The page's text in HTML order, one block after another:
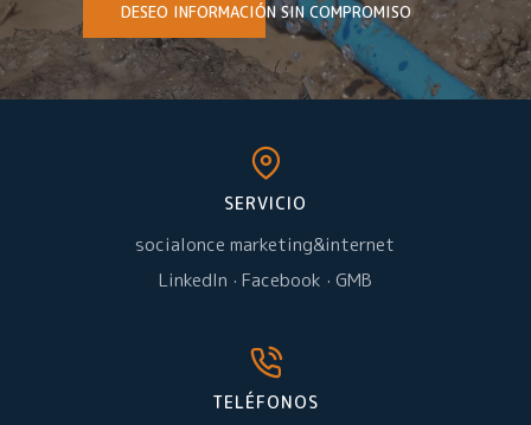
DESEO INFORMACIÓN SIN COMPROMISO
SERVICIO
socialonce marketing&internet
LinkedIn · Facebook · GMB
TELÉFONOS